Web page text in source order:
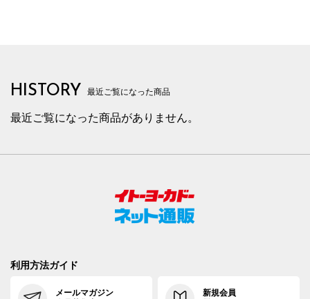
HISTORY 最近ご覧になった商品
最近ご覧になった商品がありません。
利用方法ガイド
メールマガジン
新規会員